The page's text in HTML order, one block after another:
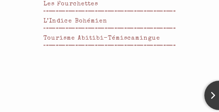
Les Fourchettes
L’Indice Bohémien
Tourisme Abitibi-Témiscamingue